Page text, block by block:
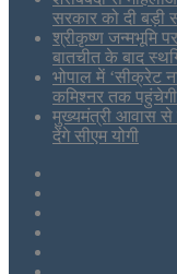
सरकार को दी बड़ी
श्रीकृष्ण जन्मभूमि
बातचीत के बाद
भोपाल में ‘सीक्रेट
कमिश्नर तक
मुख्यमंत्री आवास से
देंगे सीएम योगी